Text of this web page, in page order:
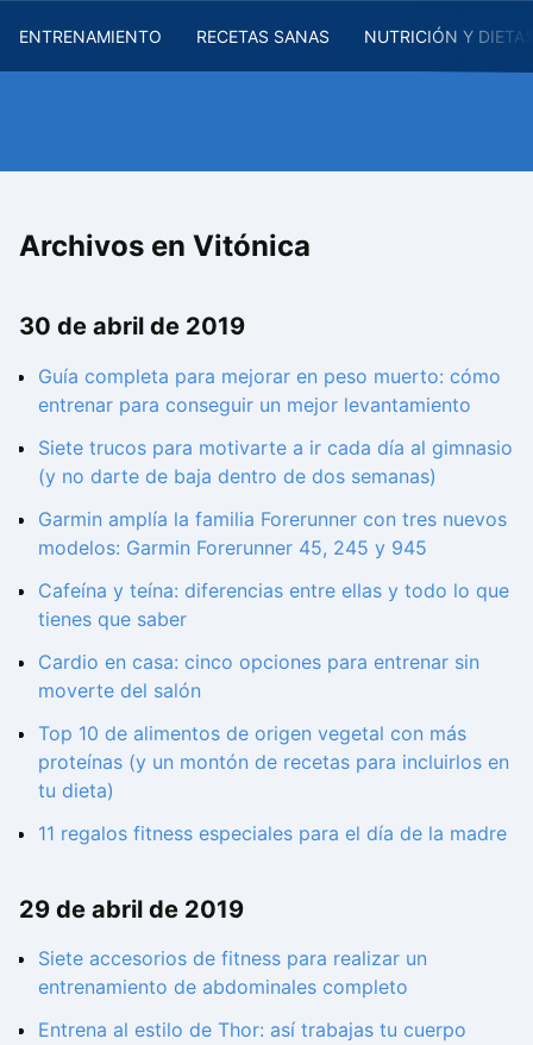
ENTRENAMIENTO RECETAS SANAS NUTRICIÓN Y
Archivos en Vitónica
30 de abril de 2019
Guía completa para mejorar en peso muerto: cómo
entrenar para conseguir un mejor levantamiento
Siete trucos para motivarte a ir cada día al gimnasio
(y no darte de baja dentro de dos semanas)
Garmin amplía la familia Forerunner con tres nuevos
modelos: Garmin Forerunner 45, 245 y 945
Cafeína y teína: diferencias entre ellas y todo lo que
tienes que saber
Cardio en casa: cinco opciones para entrenar sin
moverte del salón
Top 10 de alimentos de origen vegetal con más
proteínas (y un montón de recetas para incluirlos en
tu dieta)
11 regalos fitness especiales para el día de la madre
29 de abril de 2019
Siete accesorios de fitness para realizar un
entrenamiento de abdominales completo
Entrena al estilo de Thor: así trabajas tu cuerpo